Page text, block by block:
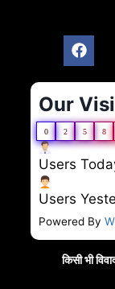
Our
0 2 5 8
Users
Users
Powered By
किसी भी